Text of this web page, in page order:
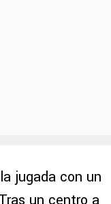
jugada con un